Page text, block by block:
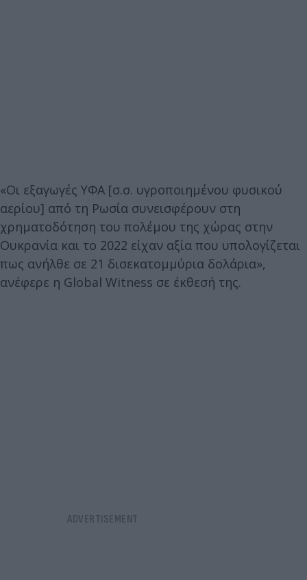
«Οι εξαγωγές ΥΦΑ [σ.σ. υγροποιημένου φυσικού
αερίου] από τη Ρωσία συνεισφέρουν στη
χρηματοδότηση του πολέμου της χώρας στην
Ουκρανία και το 2022 είχαν αξία που υπολογίζεται
πως ανήλθε σε 21 δισεκατομμύρια δολάρια»,
ανέφερε η Global Witness σε έκθεσή της.